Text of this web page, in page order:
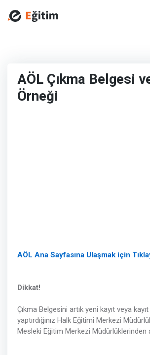
AÖL Çıkma Belgesi
Örneği
AÖL Ana Sayfasına Ulaşmak için
Dikkat!
Çıkma Belgesini artık yeni kayıt veya
yaptırdığınız Halk Eğitimi Merkezi
Mesleki Eğitim Merkezi Müdürlüklerinden